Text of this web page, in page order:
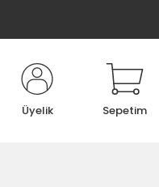
Üyelik Sepetim